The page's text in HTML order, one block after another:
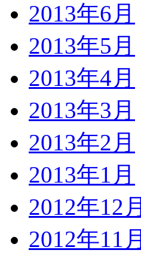
2013年6月
2013年5月
2013年4月
2013年3月
2013年2月
2013年1月
2012年12月
2012年11月